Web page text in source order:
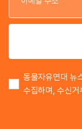
동물자유연대 뉴
수집하며, 수신